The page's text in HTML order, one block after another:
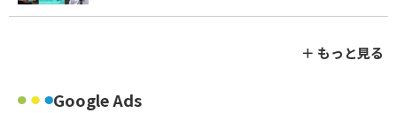
＋ もっと見る
Google Ads